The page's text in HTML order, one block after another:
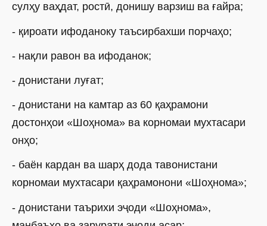
сулҳу ваҳдат, ростӣ, донишу варзиш ва ғайра;
- қироати ифоданоку таъсирбахши порчаҳо;
- нақли равон ва ифоданок;
- донистани луғат;
- донистани на камтар аз 60 қаҳрамони
достонҳои «Шоҳнома» ва корномаи мухтасари
онҳо;
- баён кардан ва шарҳ дода тавонистани
корномаи мухтасари қаҳрамонони «Шоҳнома»;
- донистани таърихи эҷоди «Шоҳнома»,